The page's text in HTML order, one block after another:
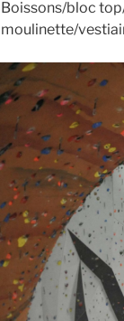
Boissons/bloc
moulinette/